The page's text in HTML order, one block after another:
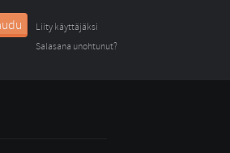
Liity käyttäjäksi
Salasana unohtunut?